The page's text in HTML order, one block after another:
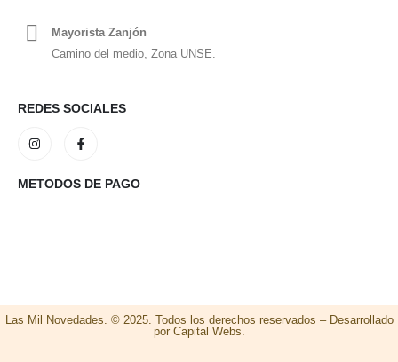
Mayorista Zanjón
Camino del medio, Zona UNSE.
REDES SOCIALES
METODOS DE PAGO
Las Mil Novedades. © 2025. Todos los derechos reservados – Desarrollado
por Capital Webs.